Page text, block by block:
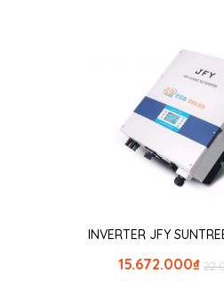
INVERTER JFY
₫
15.672.000